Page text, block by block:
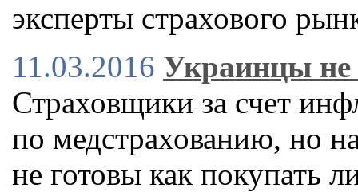
эксперты страхового
11.03.2016 Украинцы не
Страховщики за счет
по медстрахованию, но
не готовы как покупать